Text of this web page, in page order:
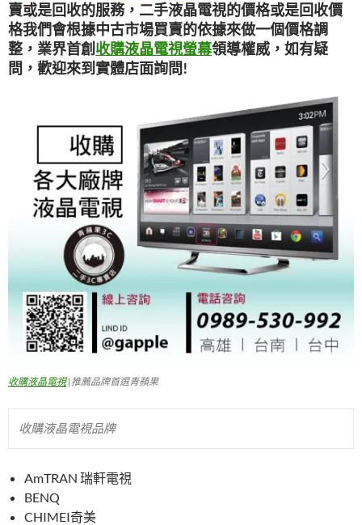
賣或是回收的服務，二手液晶電視的價格或是回收價
格我們會根據中古市場買賣的依據來做一個價格調
整，業界首創 收購液晶電視螢幕領導權威，如有疑
問，歡迎來到實體店面詢問!
收購液晶電視|推薦品牌首選青蘋果
收購液晶電視品牌
AmTRAN 瑞軒電視
BENQ
CHIMEI奇美